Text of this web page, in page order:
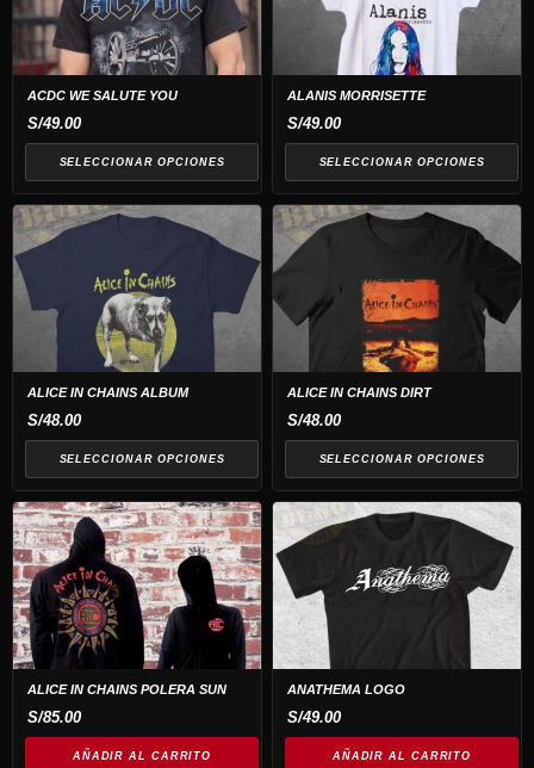
ACDC WE SALUTE YOU
S/49.00
SELECCIONAR OPCIONES
múltiples
variantes.
Las
opciones
se
pueden
elegir
en
la
página
de
producto
ALANIS MORRISETTE
S/49.00
SELECCIONAR OPCIONES
múltiples
variantes.
opciones
se
pueden
elegir
en
la
página
de
producto
ALICE IN CHAINS ALBUM
S/48.00
SELECCIONAR OPCIONES
Este
producto
tiene
múltiples
variantes.
opciones
se
pueden
elegir
en
la
página
de
producto
ALICE IN CHAINS DIRT
S/48.00
SELECCIONAR OPCIONES
Este
producto
tiene
múltiples
variantes.
opciones
se
pueden
elegir
en
la
página
de
producto
ALICE IN CHAINS POLERA SUN
S/85.00
AÑADIR AL CARRITO
ANATHEMA LOGO
S/49.00
AÑADIR AL CARRITO